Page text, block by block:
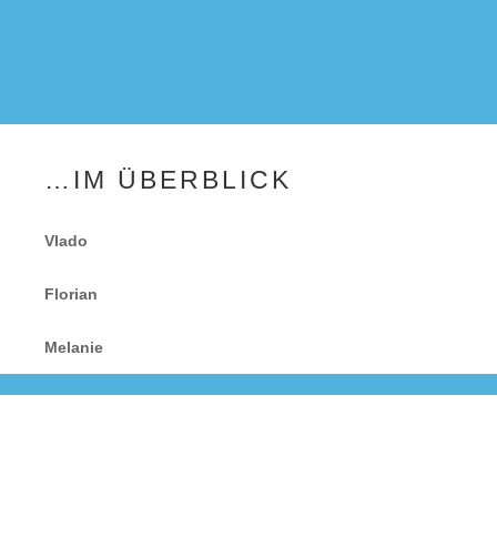
…IM ÜBERBLICK
Vlado
Florian
Melanie